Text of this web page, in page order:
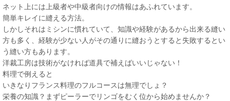
ネット上には上級者や中級者向けの情報はあふれています。
簡単キレイに縫える方法。
しかしそれはミシンに慣れていて、知識や経験があるから出来る縫い
方も多く、経験が少ない人がその通りに縫おうとすると失敗するとい
う縫い方もあります。
洋裁工房は技術がなければ道具で補えばいいじゃない！
料理で例えると
いきなりフランス料理のフルコースは無理でしょ？
栄養の知識？まずピーラーでリンゴをむく位から始めませんか？